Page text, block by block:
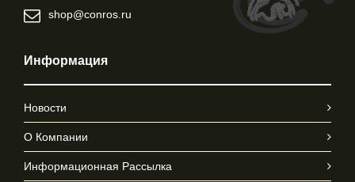
shop@conros.ru
Информация
Новости
О Компании
Информационная Рассылка